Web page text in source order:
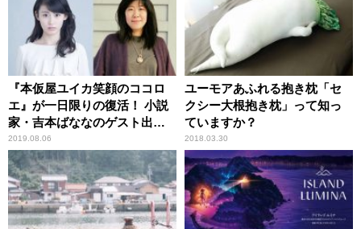
『本仮屋ユイカ笑顔のココロ
エ』が一日限りの復活！ 小説
家・吉本ばななのゲスト出演
が決定！
2019.08.06
ユーモアあふれる抱き枕「セ
クシー大根抱き枕」って知っ
ていますか？
2018.03.30